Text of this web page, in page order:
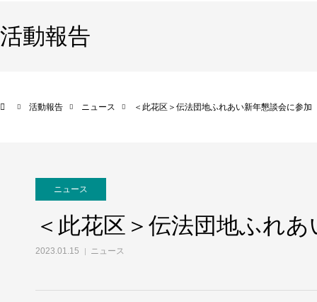
活動報告
活動報告 ニュース ＜此花区＞伝法団地ふれあい新年懇談会に参加
ニュース
＜此花区＞伝法団地ふれ
2023.01.15 ニュース